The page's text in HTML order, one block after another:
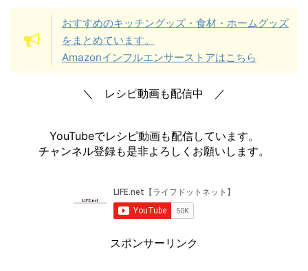
おすすめのキッチングッズ・食材・ホームグッズ
をまとめています。
Amazonインフルエンサーストアはこちら
＼ レシピ動画も配信中 ／
YouTubeでレシピ動画も配信しています。
チャンネル登録も是非よろしくお願いします。
スポンサーリンク